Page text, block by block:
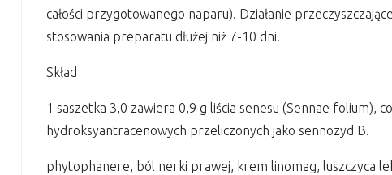
całości przygotowanego naparu). Działanie
stosowania preparatu dłużej niż 7-10 dni.
Skład
1 saszetka 3,0 zawiera 0,9 g liścia senesu (Sennae folium),
hydroksyantracenowych przeliczonych jako sennozyd B.
phytophanere, ból nerki prawej, krem linomag, luszczyca